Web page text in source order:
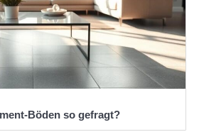
Böden so gefragt?